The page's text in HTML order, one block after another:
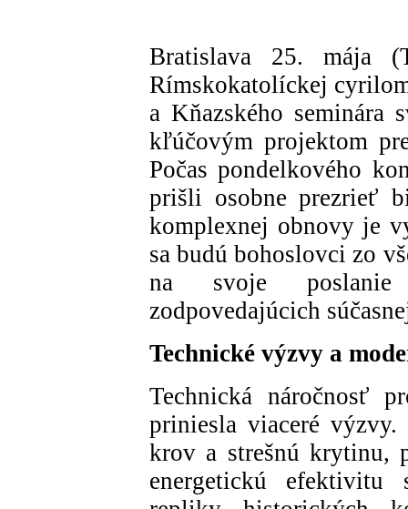
Bratislava 25. mája
Rímskokatolíckej
a Kňazského
kľúčovým projektom
Počas pondelkového
prišli osobne prezrieť
komplexnej obnovy je
sa budú bohoslovci zo
na svoje poslanie
zodpovedajúcich
Technické výzvy a
Technická náročnosť
priniesla viaceré
krov a strešnú krytinu,
energetickú efektivitu